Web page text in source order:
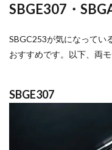
SBGE307・
SBGC253が気になってい
おすすめです。以下、両
SBGE307